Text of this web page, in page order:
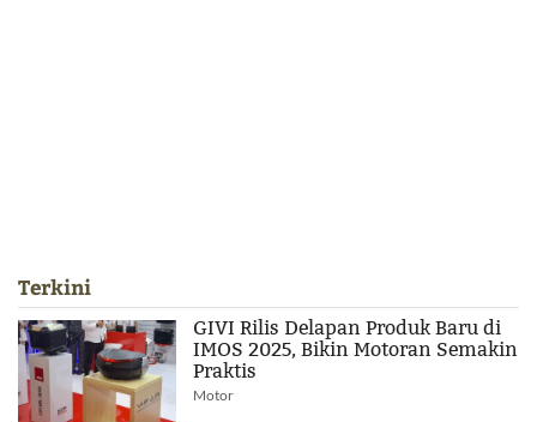
Terkini
GIVI Rilis Delapan Produk Baru di
IMOS 2025, Bikin Motoran Semakin
Praktis
Motor